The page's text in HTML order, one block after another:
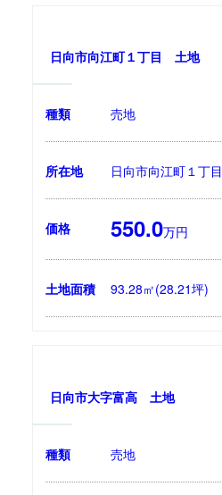
日向市向江町１丁目 土地
種類 売地
所在地 日向市向江町１丁目
価格 550.0万円
土地面積 93.28㎡(28.21坪)
日向市大字富高 土地
種類 売地